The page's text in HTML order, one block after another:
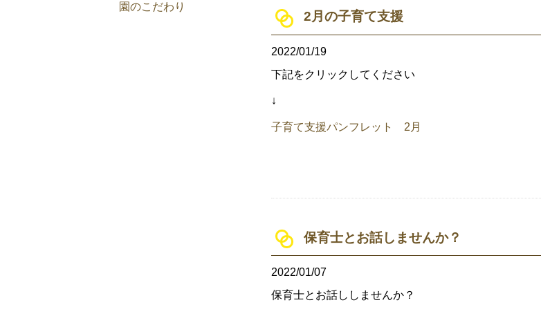
2月の子育て支援
2022/01/19
下記をクリックしてください
↓
子育て支援パンフレット 2月
保育士とお話しませんか？
2022/01/07
保育士とお話ししませんか？
園のこだわり